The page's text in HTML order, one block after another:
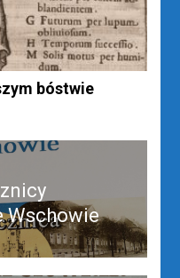
bóstwie
Wschowie